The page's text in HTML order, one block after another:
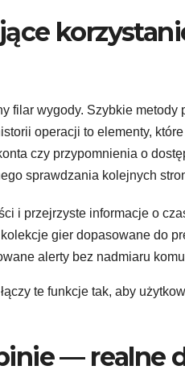
filar wygody. Szybkie metody
operacji to elementy,
czy przypomnienia o
sprawdzania kolejnych
i przejrzyste informacje o
gier dopasowane do
alerty bez nadmiaru
te funkcje tak, aby
— realne